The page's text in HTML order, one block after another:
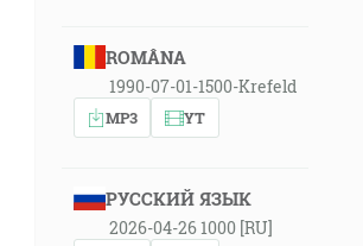
ROMÂNA
1990-07-01-1500-Krefeld
MP3 YT
РУССКИЙ ЯЗЫК
2026-04-26 1000 [RU]